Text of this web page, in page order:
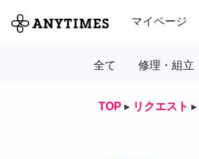
マイページ
全て 修理・組立
TOP ▸ リクエスト ▸